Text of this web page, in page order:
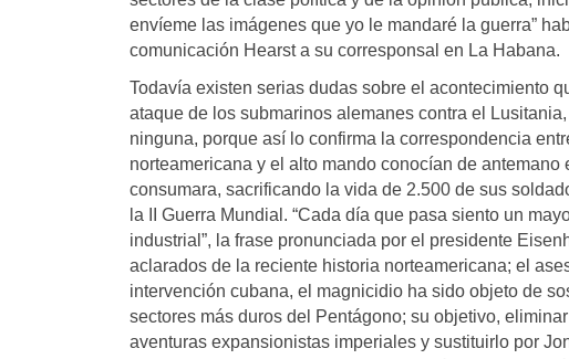
envíeme las imágenes que yo le mandaré la guerra”
comunicación Hearst a su corresponsal en La Habana.
Todavía existen serias dudas sobre el acontecimiento
ataque de los submarinos alemanes contra el
ninguna, porque así lo confirma la correspondencia
norteamericana y el alto mando conocían de
consumara, sacrificando la vida de 2.500 de sus
la II Guerra Mundial. “Cada día que pasa siento un
industrial”, la frase pronunciada por el presidente
aclarados de la reciente historia norteamericana; el
intervención cubana, el magnicidio ha sido objeto de
sectores más duros del Pentágono; su objetivo,
aventuras expansionistas imperiales y sustituirlo por